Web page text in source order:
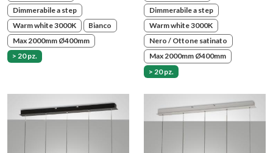
Dimmerabile a step
Warm white 3000K
Bianco
Max 2000mm Ø400mm
> 20 pz.
Dimmerabile a step
Warm white 3000K
Nero / Ottone satinato
Max 2000mm Ø400mm
> 20 pz.